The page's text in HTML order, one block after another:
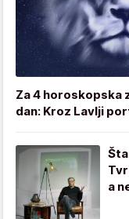
Za 4 horoskopska
dan: Kroz Lavlji
a